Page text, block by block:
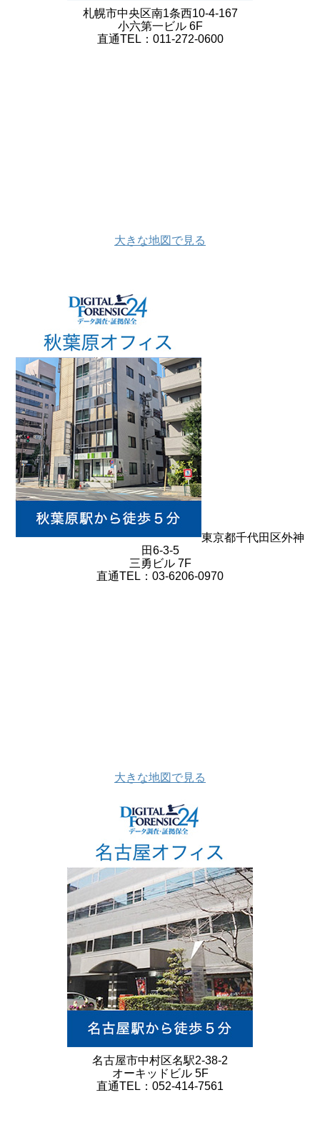
札幌市中央区南1条西10-4-167
小六第一ビル 6F
直通TEL：011-272-0600
大きな地図で見る
東京都千代田区外神
田6-3-5
三勇ビル 7F
直通TEL：03-6206-0970
大きな地図で見る
名古屋市中村区名駅2-38-2
オーキッドビル 5F
直通TEL：052-414-7561